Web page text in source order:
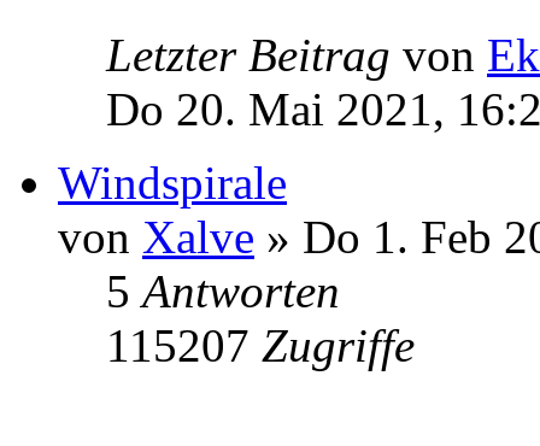
Letzter Beitrag von
Do 20. Mai 2021,
Windspirale
von Xalve » Do 1. Feb
5Antworten
115207 Zugriffe